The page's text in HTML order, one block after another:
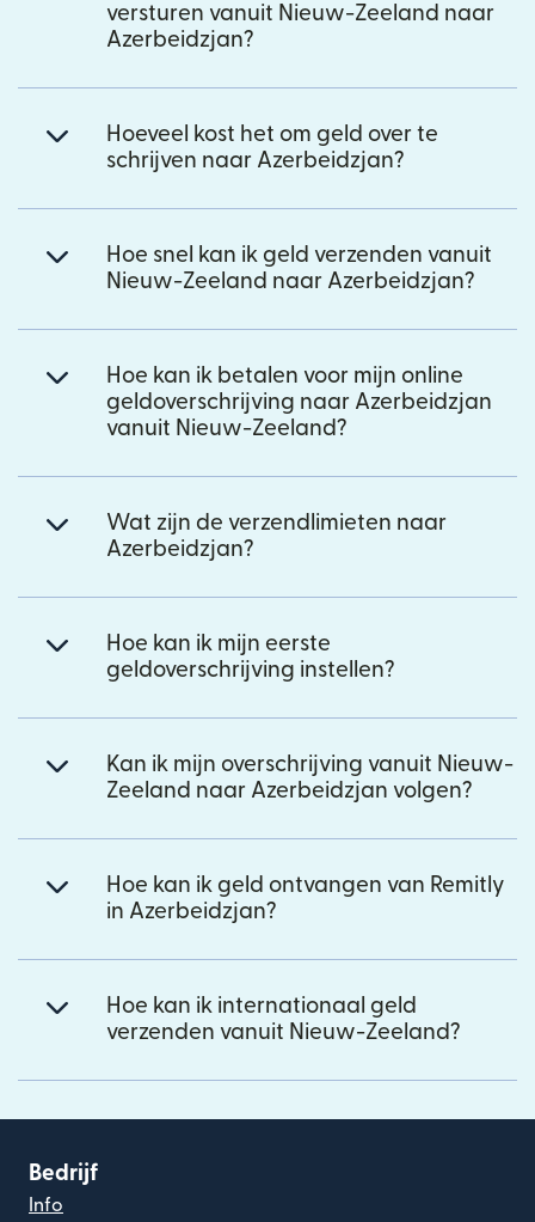
versturen vanuit Nieuw-Zeeland naar
Azerbeidzjan?
Hoeveel kost het om geld over te
schrijven naar Azerbeidzjan?
Hoe snel kan ik geld verzenden vanuit
Nieuw-Zeeland naar Azerbeidzjan?
Hoe kan ik betalen voor mijn online
geldoverschrijving naar Azerbeidzjan
vanuit Nieuw-Zeeland?
Wat zijn de verzendlimieten naar
Azerbeidzjan?
Hoe kan ik mijn eerste
geldoverschrijving instellen?
Kan ik mijn overschrijving vanuit Nieuw-
Zeeland naar Azerbeidzjan volgen?
Hoe kan ik geld ontvangen van Remitly
in Azerbeidzjan?
Hoe kan ik internationaal geld
verzenden vanuit Nieuw-Zeeland?
Bedrijf
Info